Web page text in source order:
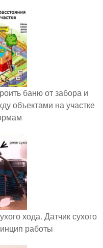
баню от забора и
объектами на участке
хода. Датчик сухого
работы